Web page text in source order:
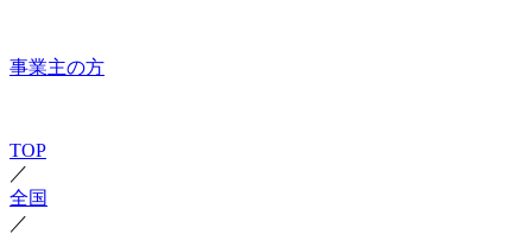
事業主の方
TOP
／
全国
／